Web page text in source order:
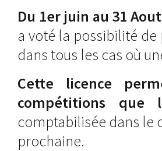
Du 1er juin au 31 Aout
a voté la possibilité de
dans tous les cas où
Cette licence
compétitions que
comptabilisée dans le
prochaine.